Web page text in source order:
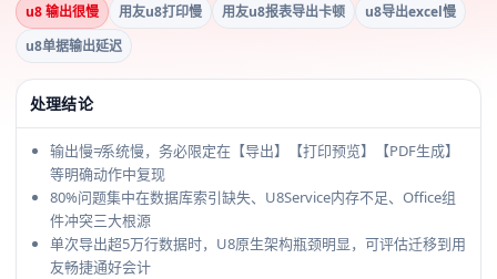
u8 输出很慢 用友u8打印慢 用友u8报表导出卡顿
u8导出excel慢
u8单据输出延迟
处理结论
输出慢≠系统慢，务必限定在【导出】【打印预览】【PDF生成】
等明确动作中复现
80%问题集中在数据库索引缺失、U8Service内存不足、Office组
件冲突三大根源
单次导出超5万行数据时，U8原生架构瓶颈明显，可评估迁移到用
友畅捷通好会计